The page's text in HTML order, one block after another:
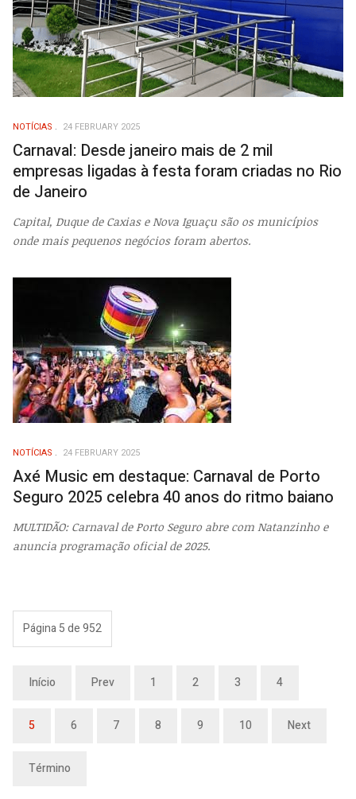
NOTÍCIAS 24 FEBRUARY 2025
Carnaval: Desde janeiro mais de 2 mil
empresas ligadas à festa foram criadas no Rio
de Janeiro
Capital, Duque de Caxias e Nova Iguaçu são os municípios
onde mais pequenos negócios foram abertos.
NOTÍCIAS 24 FEBRUARY 2025
Axé Music em destaque: Carnaval de Porto
Seguro 2025 celebra 40 anos do ritmo baiano
MULTIDÃO: Carnaval de Porto Seguro abre com Natanzinho e
anuncia programação oficial de 2025.
Página 5 de 952
Início Prev 1 2 3 4
5 6 7 8 9 10 Next
Término